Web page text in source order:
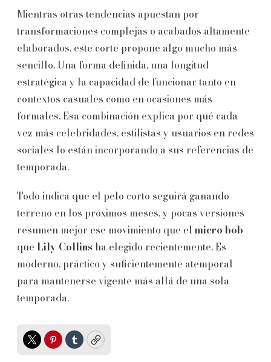
Mientras otras tendencias apuestan por
transformaciones complejas o acabados altamente
elaborados, este corte propone algo mucho más
sencillo. Una forma definida, una longitud
estratégica y la capacidad de funcionar tanto en
contextos casuales como en ocasiones más
formales. Esa combinación explica por qué cada
vez más celebridades, estilistas y usuarios en redes
sociales lo están incorporando a sus referencias de
temporada.
Todo indica que el pelo corto seguirá ganando
terreno en los próximos meses, y pocas versiones
resumen mejor ese movimiento que el micro bob
que Lily Collins ha elegido recientemente. Es
moderno, práctico y suficientemente atemporal
para mantenerse vigente más allá de una sola
temporada.
TwitterPinterest
TumblrCopy